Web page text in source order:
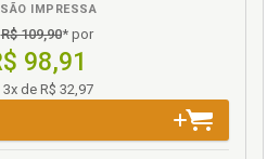
IMPRESSA
R$ 109,90* por
98,91
3x de R$ 32,97